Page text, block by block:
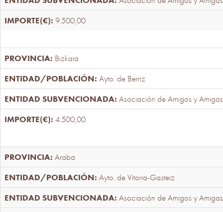
9.500,00
Bizkaia
Ayto. de Berriz
Asociación de Amigos y
4.500,00
Araba
Ayto. de Vitoria-Gasteiz
Asociación de Amigos y